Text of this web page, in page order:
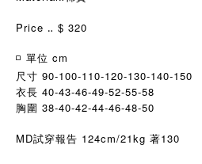
Price ‥ $ 320
◽️ 單位 cm
尺寸 90-100-110-120-130-140-150
衣長 40-43-46-49-52-55-58
胸圍 38-40-42-44-46-48-50
MD試穿報告 124cm/21kg 著130